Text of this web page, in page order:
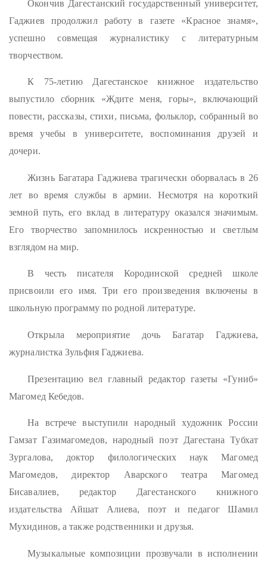
Окончив Дагестанский государственный университет,
Гаджиев продолжил работу в газете «Красное знамя»,
успешно совмещая журналистику с литературным
творчеством.
К 75-летию Дагестанское книжное издательство
выпустило сборник «Ждите меня, горы», включающий
повести, рассказы, стихи, письма, фольклор, собранный во
время учебы в университете, воспоминания друзей и
дочери.
Жизнь Багатара Гаджиева трагически оборвалась в 26
лет во время службы в армии. Несмотря на короткий
земной путь, его вклад в литературу оказался значимым.
Его творчество запомнилось искренностью и светлым
взглядом на мир.
В честь писателя Кородинской средней школе
присвоили его имя. Три его произведения включены в
школьную программу по родной литературе.
Открыла мероприятие дочь Багатар Гаджиева,
журналистка Зульфия Гаджиева.
Презентацию вел главный редактор газеты «Гуниб»
Магомед Кебедов.
На встрече выступили народный художник России
Гамзат Газимагомедов, народный поэт Дагестана Тубхат
Зургалова, доктор филологических наук Магомед
Магомедов, директор Аварского театра Магомед
Бисавалиев, редактор Дагестанского книжного
издательства Айшат Алиева, поэт и педагог Шамил
Мухидинов, а также родственники и друзья.
Музыкальные композиции прозвучали в исполнении